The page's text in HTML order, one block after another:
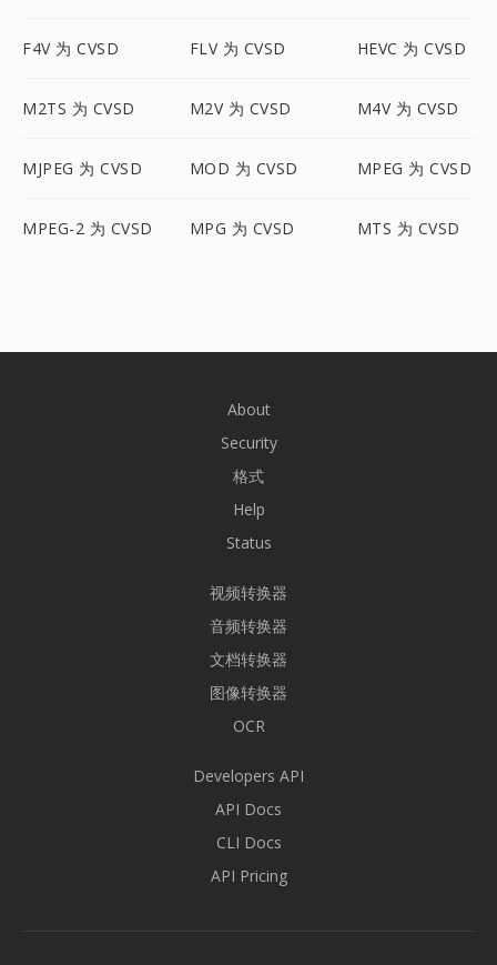
F4V 为 CVSD FLV 为 CVSD HEVC 为 CVSD
M2TS 为 CVSD M2V 为 CVSD M4V 为 CVSD
MJPEG 为 CVSD MOD 为 CVSD MPEG 为 CVSD
MPEG-2 为 CVSD MPG 为 CVSD MTS 为 CVSD
About
Security
格式
Help
Status
视频转换器
音频转换器
文档转换器
图像转换器
OCR
Developers API
API Docs
CLI Docs
API Pricing